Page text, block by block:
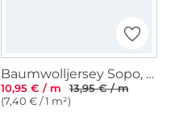
Baumwolljersey Sopo, hellrosa
10,95 € / m
13,95 € / m
(7,40 € / 1 m²)